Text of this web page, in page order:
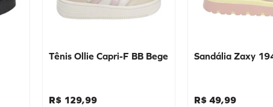
Tênis Ollie Capri-F BB Bege
R$ 129,99
Sandália Zaxy
R$ 49,99